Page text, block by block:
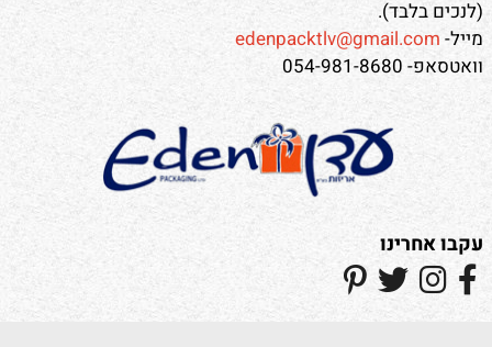
(לנכים בלבד).
מייל- edenpacktlv@gmail.com
וואטסאפ- 054-981-8680
עקבו אחרינו